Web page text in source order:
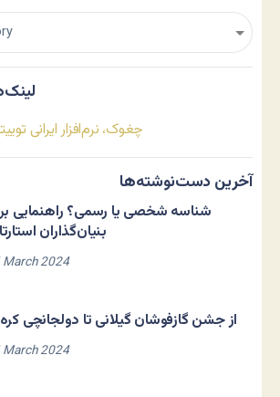
چغوک، نرم‌افزار ایرانی
آخرین دست‌نوشته‌ها
شناسه شخصی یا رسمی؟ راهنمایی
بنیان‌گذاران
March 2024
از جشن گازفوشان گیلانی تا دولجانچی
March 2024